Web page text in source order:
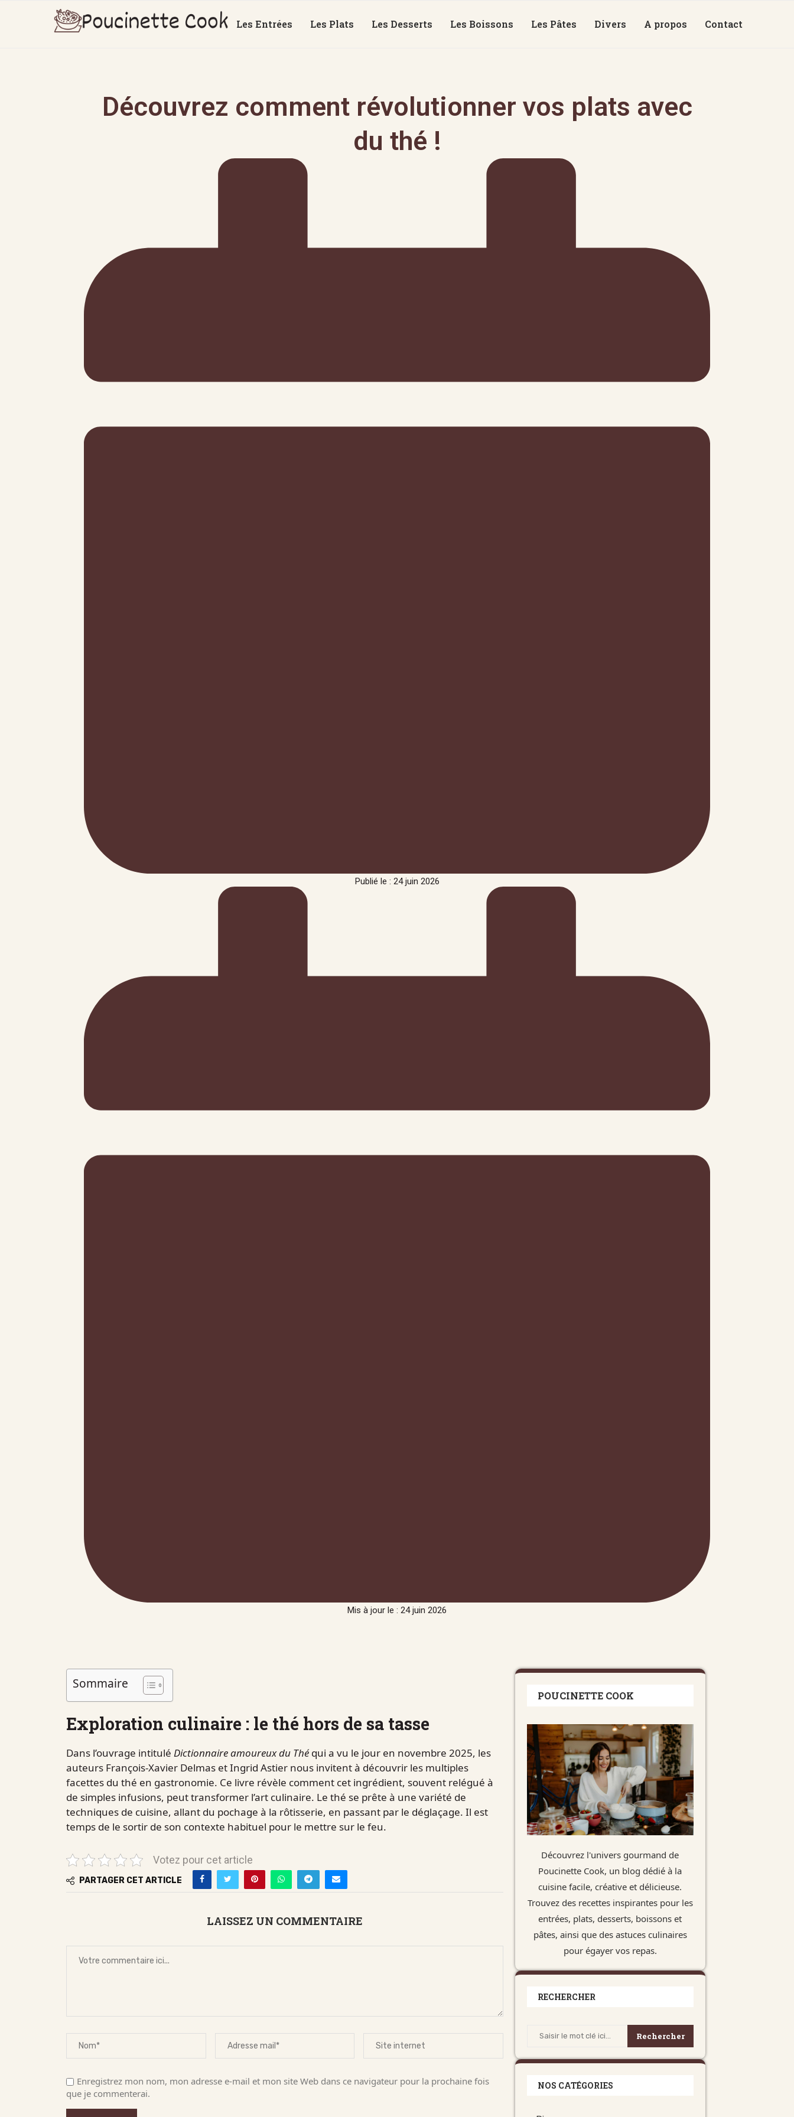
Les Entrées Les Plats Les Desserts Les Boissons Les Pâtes Divers A propos Contact
Découvrez comment révolutionner vos plats avec
du thé !
Publié le : 24 juin 2026
Mis à jour le : 24 juin 2026
Sommaire
Exploration culinaire : le thé hors de sa tasse
Dans l’ouvrage intitulé Dictionnaire amoureux du Thé qui a vu le jour en novembre 2025, les
auteurs François-Xavier Delmas et Ingrid Astier nous invitent à découvrir les multiples
facettes du thé en gastronomie. Ce livre révèle comment cet ingrédient, souvent relégué à
de simples infusions, peut transformer l’art culinaire. Le thé se prête à une variété de
techniques de cuisine, allant du pochage à la rôtisserie, en passant par le déglaçage. Il est
temps de le sortir de son contexte habituel pour le mettre sur le feu.
Votez pour cet article
PARTAGER CET ARTICLE
LAISSEZ UN COMMENTAIRE
Enregistrez mon nom, mon adresse e-mail et mon site Web dans ce navigateur pour la prochaine fois
que je commenterai.
POUCINETTE COOK
Découvrez l'univers gourmand de
Poucinette Cook, un blog dédié à la
cuisine facile, créative et délicieuse.
Trouvez des recettes inspirantes pour les
entrées, plats, desserts, boissons et
pâtes, ainsi que des astuces culinaires
pour égayer vos repas.
RECHERCHER
Rechercher
NOS CATÉGORIES